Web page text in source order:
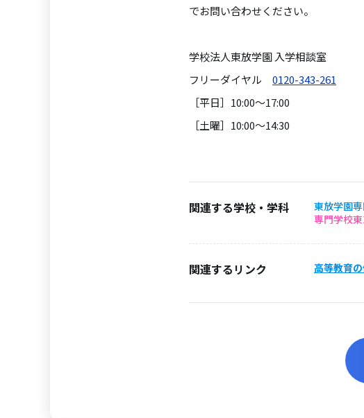
でお問い合わせください。
学校法人東放学園 入学相談室
フリーダイヤル 0120-343-261
［平日］10:00～17:00
［土曜］10:00～14:30
関連する学校・学科 東放学園
専門学校
関連するリンク 高等教育